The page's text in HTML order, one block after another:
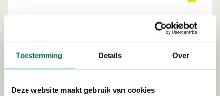
Toestemming Details Over
Deze website maakt gebruik van cookies
Bas Kooy Transport B.V.
Pieter Hoebeeweg 46, 3316 BT Dordrecht